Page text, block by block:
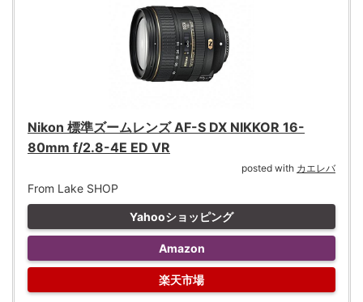
Nikon 標準ズームレンズ AF-S DX NIKKOR 16-
80mm f/2.8-4E ED VR
posted with カエレバ
From Lake SHOP
Yahooショッピング
Amazon
楽天市場